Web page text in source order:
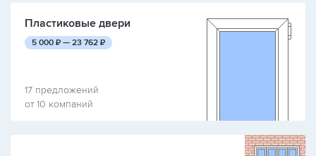
Пластиковые двери
5 000 руб.
₽ — 23 762 руб.
₽
17 предложений
от 10 компаний